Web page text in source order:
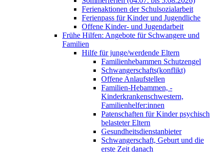
Ferienaktionen der Schulsozialarbeit
Ferienpass für Kinder und Jugendliche
Offene Kinder- und Jugendarbeit
Frühe Hilfen: Angebote für Schwangere und
Familien
Hilfe für junge/werdende Eltern
Familienhebammen Schutzengel
Schwangerschafts(konflikt)
Offene Anlaufstellen
Familien-Hebammen, -
Kinderkrankenschwestern,
Familienhelfer:innen
Patenschaften für Kinder psychisch
belasteter Eltern
Gesundheitsdienstanbieter
Schwangerschaft, Geburt und die
erste Zeit danach